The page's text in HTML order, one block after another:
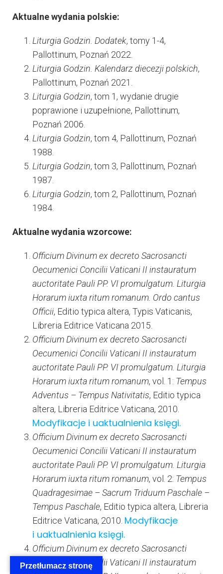
Aktualne wydania polskie:
Liturgia Godzin. Dodatek, tomy 1-4,
Pallottinum, Poznań 2022.
Liturgia Godzin. Kalendarz diecezji polskich,
Pallottinum, Poznań 2021.
Liturgia Godzin, tom 1, wydanie drugie
poprawione i uzupełnione, Pallottinum,
Poznań 2006.
Liturgia Godzin, tom 4, Pallottinum, Poznań
1988.
Liturgia Godzin, tom 3, Pallottinum, Poznań
1987.
Liturgia Godzin, tom 2, Pallottinum, Poznań
1984.
Aktualne wydania wzorcowe:
Officium Divinum ex decreto Sacrosancti
Oecumenici Concilii Vaticani II instauratum
auctoritate Pauli PP. VI promulgatum. Liturgia
Horarum iuxta ritum romanum. Ordo cantus
Officii, Editio typica altera, Typis Vaticanis,
Libreria Editrice Vaticana 2015.
Officium Divinum ex decreto Sacrosancti
Oecumenici Concilii Vaticani II instauratum
auctoritate Pauli PP. VI promulgatum. Liturgia
Horarum iuxta ritum romanum, vol. 1: Tempus
Adventus – Tempus Nativitatis, Editio typica
altera, Libreria Editrice Vaticana, 2010.
Modyfikacje i uaktualnienia księgi.
Officium Divinum ex decreto Sacrosancti
Oecumenici Concilii Vaticani II instauratum
auctoritate Pauli PP. VI promulgatum. Liturgia
Horarum iuxta ritum romanum, vol. 2: Tempus
Quadragesimae – Sacrum Triduum Paschale –
Tempus Paschale, Editio typica altera, Libreria
Editrice Vaticana, 2010. Modyfikacje
i uaktualnienia księgi.
Officium Divinum ex decreto Sacrosancti
Oecumenici Concilii Vaticani II instauratum
Przetłumacz stronę